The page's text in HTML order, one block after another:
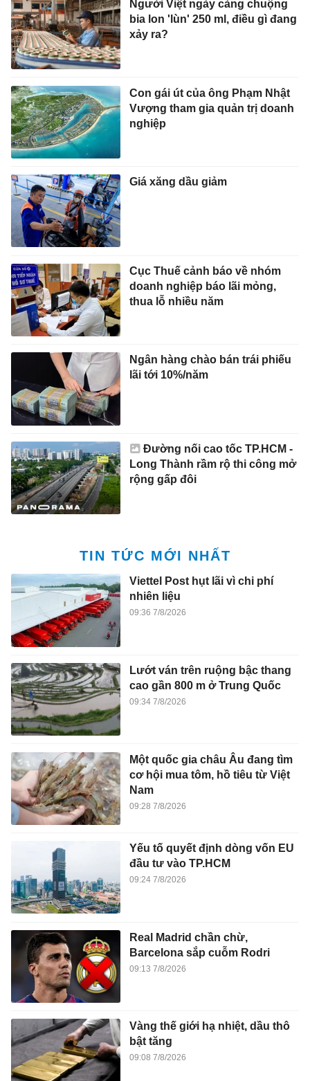
Người Việt ngày càng chuộng
bia lon 'lùn' 250 ml, điều gì đang
xảy ra?
Con gái út của ông Phạm Nhật
Vượng tham gia quản trị doanh
nghiệp
Giá xăng dầu giảm
Cục Thuế cảnh báo về nhóm
doanh nghiệp báo lãi mỏng,
thua lỗ nhiều năm
Ngân hàng chào bán trái phiếu
lãi tới 10%/năm
Đường nối cao tốc TP.HCM -
Long Thành rầm rộ thi công mở
rộng gấp đôi
TIN TỨC MỚI NHẤT
Viettel Post hụt lãi vì chi phí
nhiên liệu
09:36 7/8/2026
Lướt ván trên ruộng bậc thang
cao gần 800 m ở Trung Quốc
09:34 7/8/2026
Một quốc gia châu Âu đang tìm
cơ hội mua tôm, hồ tiêu từ Việt
Nam
09:28 7/8/2026
Yếu tố quyết định dòng vốn EU
đầu tư vào TP.HCM
09:24 7/8/2026
Real Madrid chần chừ,
Barcelona sắp cuỗm Rodri
09:13 7/8/2026
Vàng thế giới hạ nhiệt, dầu thô
bật tăng
09:08 7/8/2026